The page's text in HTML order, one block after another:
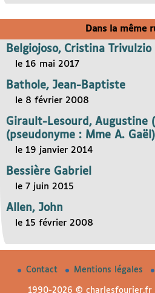
Dans la même
Belgiojoso, Cristina
le 16 mai 2017
Bathole, Jean-Baptiste
le 8 février 2008
Girault-Lesourd, Augustine
(pseudonyme : Mme A. Gaël)
le 19 janvier 2014
Bessière Gabriel
le 7 juin 2015
Allen, John
le 15 février 2008
Contact Mentions légales
1990-2026 © charlesfourier.fr